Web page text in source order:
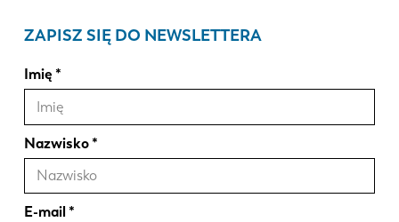
ZAPISZ SIĘ DO NEWSLETTERA
Imię
Nazwisko
E-mail